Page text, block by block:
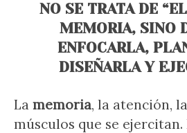
NO SE TRATA DE
MEMORIA, SINO
ENFOCARLA,
DISEÑARLA Y
La memoria, la atención, la
músculos que se